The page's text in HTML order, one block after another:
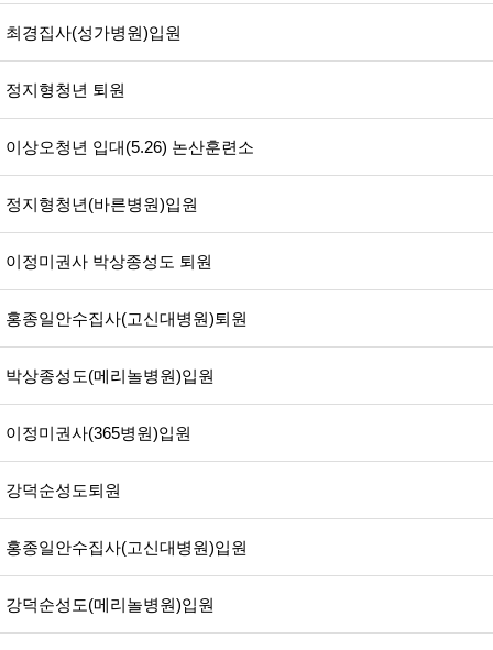
최경집사(성가병원)입원
정지형청년 퇴원
이상오청년 입대(5.26) 논산훈련소
정지형청년(바른병원)입원
이정미권사 박상종성도 퇴원
홍종일안수집사(고신대병원)퇴원
박상종성도(메리놀병원)입원
이정미권사(365병원)입원
강덕순성도퇴원
홍종일안수집사(고신대병원)입원
강덕순성도(메리놀병원)입원